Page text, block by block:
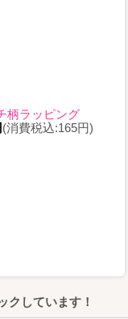
柄ラッピング
(消費税込:165円)
クしています！